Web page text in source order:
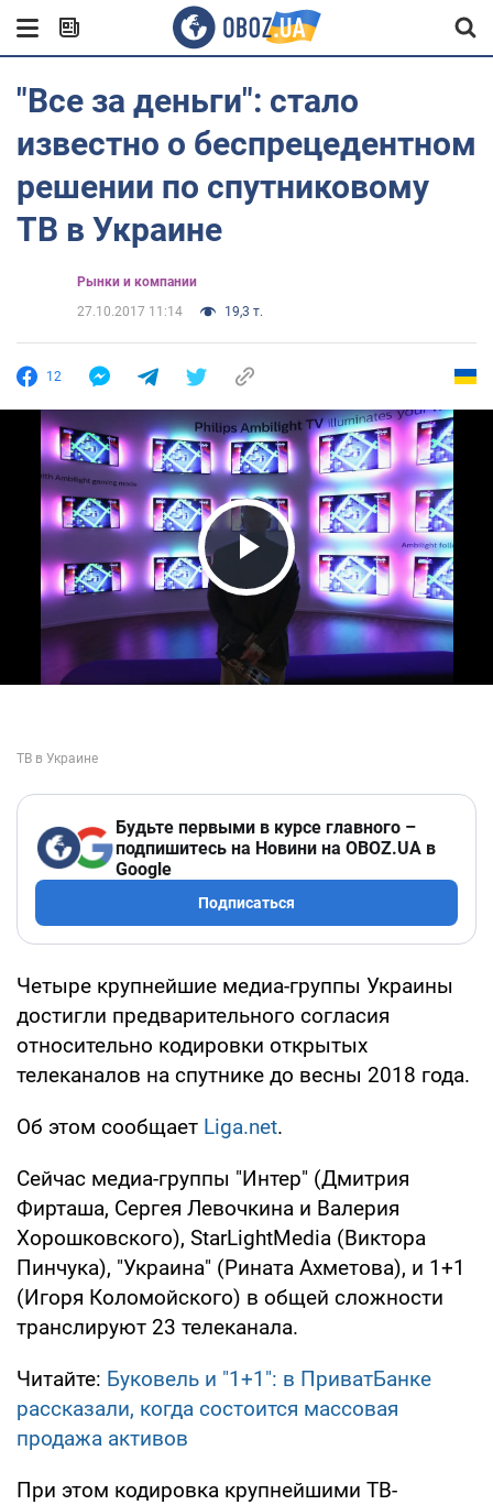
"Все за деньги": стало
известно о беспрецедентном
решении по спутниковому
ТВ в Украине
Рынки и компании
27.10.2017 11:14
19,3 т.
12
Play Video
Будьте первыми в курсе главного –
подпишитесь на Новини на OBOZ.UA в
Google
Подписаться
Четыре крупнейшие медиа-группы Украины
достигли предварительного согласия
относительно кодировки открытых
телеканалов на спутнике до весны 2018 года.
Об этом сообщает Liga.net.
Сейчас медиа-группы "Интер" (Дмитрия
Фирташа, Сергея Левочкина и Валерия
Хорошковского), StarLightMedia (Виктора
Пинчука), "Украина" (Рината Ахметова), и 1+1
(Игоря Коломойского) в общей сложности
транслируют 23 телеканала.
Читайте: Буковель и "1+1": в ПриватБанке
рассказали, когда состоится массовая
продажа активов
При этом кодировка крупнейшими ТВ-